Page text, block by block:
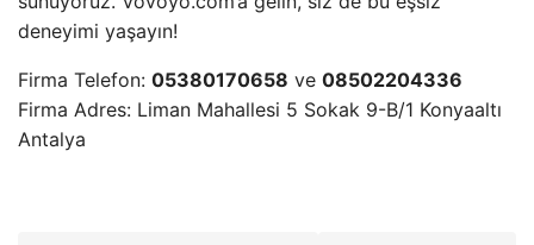
deneyimi yaşayın!
Firma Telefon: 05380170658 ve 08502204336
Firma Adres: Liman Mahallesi 5 Sokak 9-B/1 Konyaaltı
Antalya